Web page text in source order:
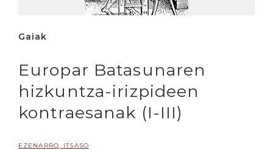
Gaiak
Europar Batasunaren
hizkuntza-irizpideen
kontraesanak (I-III)
EZENARRO, ITSASO